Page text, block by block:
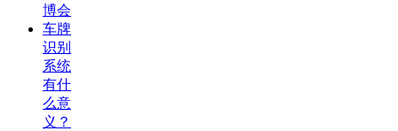
博会
车牌
识别
系统
有什
么意
义？